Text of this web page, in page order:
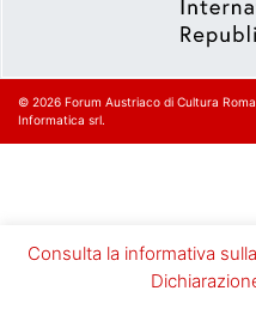
© 2026 Forum Austriaco di Cultura Roma
Informatica srl.
Consulta la informativa